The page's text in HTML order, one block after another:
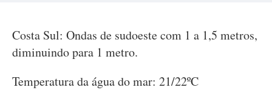
Costa Sul: Ondas de sudoeste com 1 a 1,5 metros,
diminuindo para 1 metro.
Temperatura da água do mar: 21/22ºC